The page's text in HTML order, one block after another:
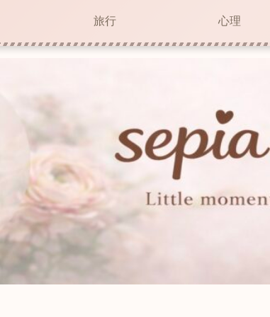
旅行 心理